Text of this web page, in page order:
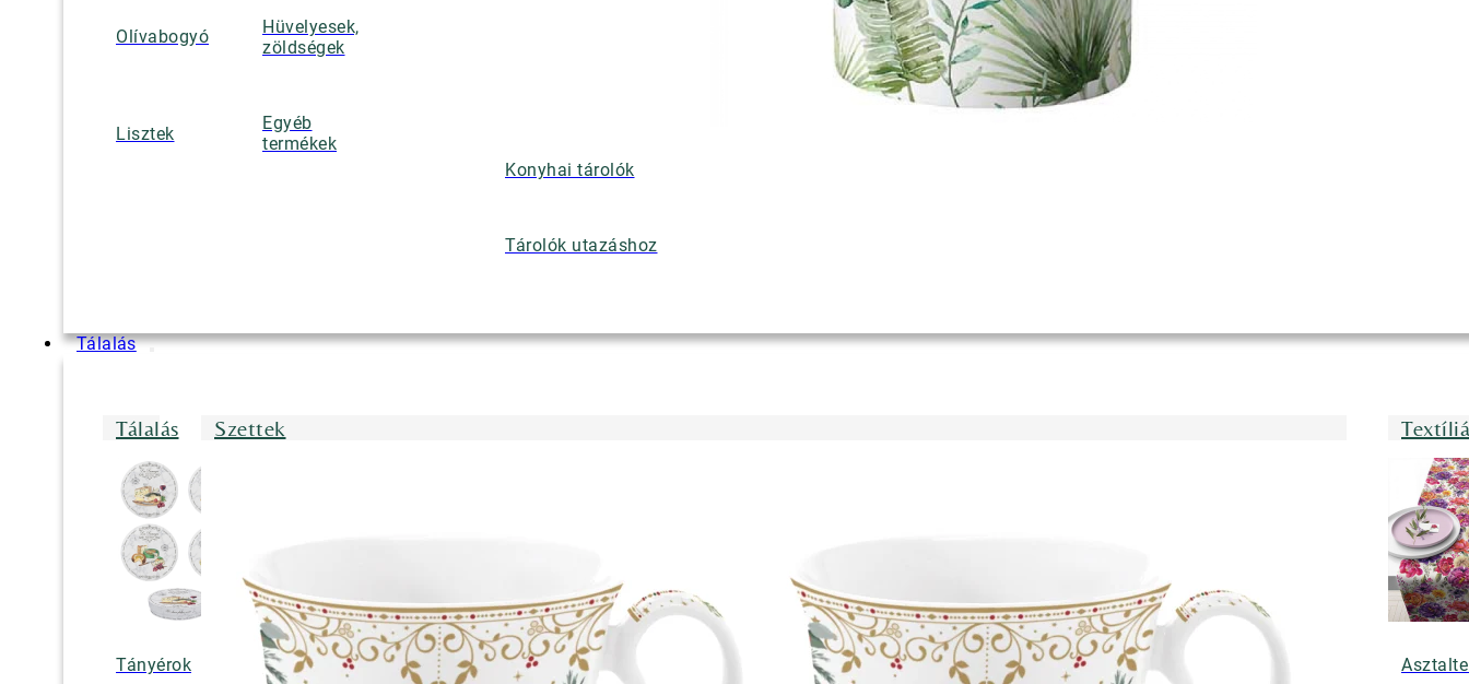
Olívabogyó
Hüvelyesek,
zöldségek
Lisztek
Egyéb
termékek
Konyhai tárolók
Tárolók utazáshoz
Tálalás
Tálalás
Tányérok Tálak/Tálcák/Tálalóedények
Szettek